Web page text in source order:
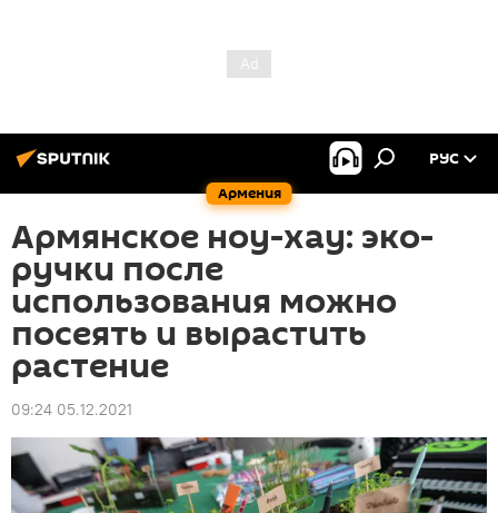
Армения
РУС
Армянское ноу-хау: эко-
ручки после
использования можно
посеять и вырастить
растение
09:24 05.12.2021